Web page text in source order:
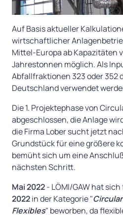
Auf Basis aktueller
wirtschaftlicher
Mittel-Europa ab Kapazitäten
Jahrestonnen möglich. Als
Abfallfraktionen 323 oder 352
Deutschland verwendet
Die 1. Projektephase von
abgeschlossen, die Anlage
die Firma Lober sucht jetzt
Grundstück für eine größere
bemüht sich um eine
nächsten Schritt.
Mai 2022- LÖMI/GAW hat
2022in der Kategorie "
Flexibles" beworben, da